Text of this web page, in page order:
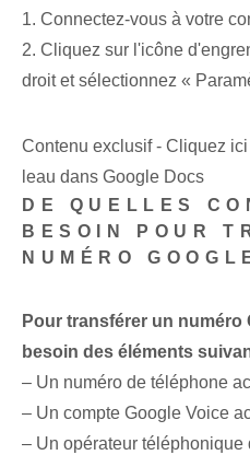
1. Connectez-vous à votre
2. Cliquez sur l'icône
droit et sélectionnez «
Contenu exclusif - Cliquez
leau dans Google Docs
DE QUELLES
BESOIN POUR
NUMÉRO
Pour transférer un numéro
besoin des éléments
– Un numéro de téléphone
– Un compte Google Voice
– Un opérateur téléphonique